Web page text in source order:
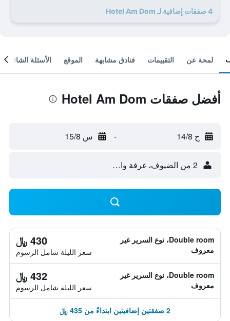
4 صفقات إضافية لـ Hotel Am Dom
لمحة عن التقييمات فنادق مشابهة الموقع الأسئلة الشائعة
أفضل صفقات Hotel Am Dom
ج 14/8 - س 15/8
2 من الضيوف، غرفة واحدة
Double room، نوع السرير غير
معروف
430 ﷼
سعر الليلة شامل الرسوم
Double room، نوع السرير غير
معروف
432 ﷼
سعر الليلة شامل الرسوم
2 صفقتين إضافيتين ابتداءً من 435 ﷼